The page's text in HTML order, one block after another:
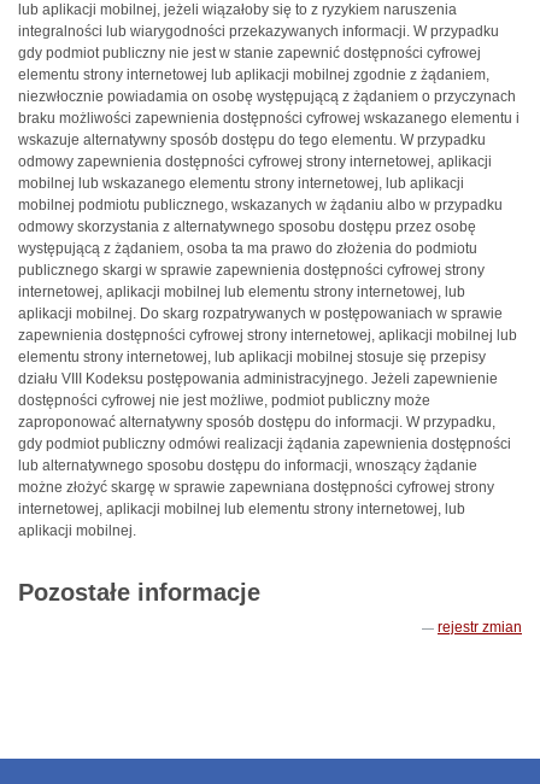
lub aplikacji mobilnej, jeżeli wiązałoby się to z ryzykiem naruszenia
integralności lub wiarygodności przekazywanych informacji. W przypadku
gdy podmiot publiczny nie jest w stanie zapewnić dostępności cyfrowej
elementu strony internetowej lub aplikacji mobilnej zgodnie z żądaniem,
niezwłocznie powiadamia on osobę występującą z żądaniem o przyczynach
braku możliwości zapewnienia dostępności cyfrowej wskazanego elementu i
wskazuje alternatywny sposób dostępu do tego elementu. W przypadku
odmowy zapewnienia dostępności cyfrowej strony internetowej, aplikacji
mobilnej lub wskazanego elementu strony internetowej, lub aplikacji
mobilnej podmiotu publicznego, wskazanych w żądaniu albo w przypadku
odmowy skorzystania z alternatywnego sposobu dostępu przez osobę
występującą z żądaniem, osoba ta ma prawo do złożenia do podmiotu
publicznego skargi w sprawie zapewnienia dostępności cyfrowej strony
internetowej, aplikacji mobilnej lub elementu strony internetowej, lub
aplikacji mobilnej. Do skarg rozpatrywanych w postępowaniach w sprawie
zapewnienia dostępności cyfrowej strony internetowej, aplikacji mobilnej lub
elementu strony internetowej, lub aplikacji mobilnej stosuje się przepisy
działu VIII Kodeksu postępowania administracyjnego. Jeżeli zapewnienie
dostępności cyfrowej nie jest możliwe, podmiot publiczny może
zaproponować alternatywny sposób dostępu do informacji. W przypadku,
gdy podmiot publiczny odmówi realizacji żądania zapewnienia dostępności
lub alternatywnego sposobu dostępu do informacji, wnoszący żądanie
możne złożyć skargę w sprawie zapewniana dostępności cyfrowej strony
internetowej, aplikacji mobilnej lub elementu strony internetowej, lub
aplikacji mobilnej.
Pozostałe informacje
rejestr zmian